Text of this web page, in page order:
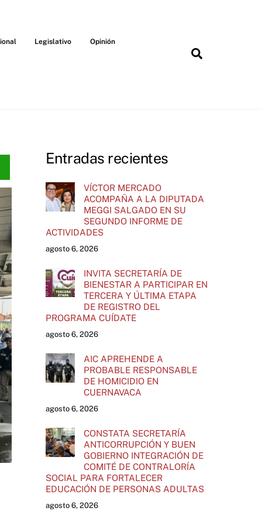
Legislativo Opinión
Entradas recientes
VÍCTOR MERCADO
ACOMPAÑA A LA DIPUTADA
MEGGI SALGADO EN SU
SEGUNDO INFORME DE
ACTIVIDADES
agosto 6, 2026
INVITA SECRETARÍA DE
BIENESTAR A PARTICIPAR EN
TERCERA Y ÚLTIMA ETAPA
DE REGISTRO DEL
PROGRAMA CUÍDATE
agosto 6, 2026
AIC APREHENDE A
PROBABLE RESPONSABLE
DE HOMICIDIO EN
CUERNAVACA
agosto 6, 2026
CONSTATA SECRETARÍA
ANTICORRUPCIÓN Y BUEN
GOBIERNO INTEGRACIÓN DE
COMITÉ DE CONTRALORÍA
SOCIAL PARA FORTALECER
EDUCACIÓN DE PERSONAS ADULTAS
agosto 6, 2026